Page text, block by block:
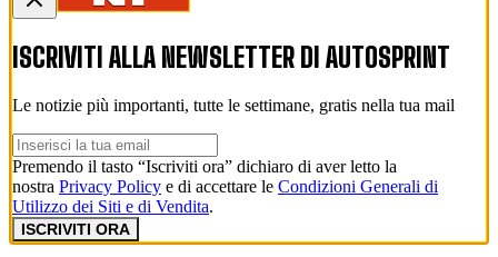
ISCRIVITI ALLA NEWSLETTER DI AUTOSPRINT
Le notizie più importanti, tutte le settimane, gratis nella tua mail
Premendo il tasto “Iscriviti ora” dichiaro di aver letto la
nostra Privacy Policy e di accettare le Condizioni Generali di
Utilizzo dei Siti e di Vendita.
ISCRIVITI ORA